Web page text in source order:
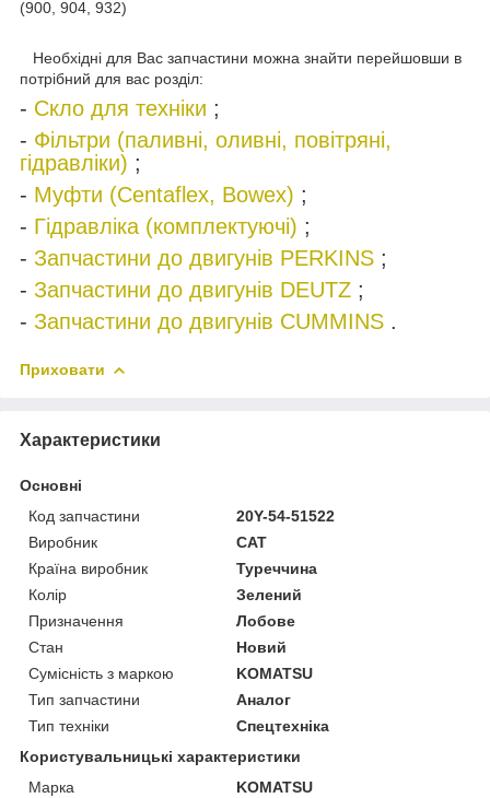
(900, 904, 932)
Необхідні для Вас запчастини можна знайти перейшовши в
потрібний для вас розділ:
- Скло для техніки ;
- Фільтри (паливні, оливні, повітряні,
гідравліки) ;
- Муфти (Centaflex, Bowex) ;
- Гідравліка (комплектуючі) ;
- Запчастини до двигунів PERKINS ;
- Запчастини до двигунів DEUTZ ;
- Запчастини до двигунів CUMMINS .
Приховати
Характеристики
Основні
Код запчастини
20Y-54-51522
Виробник
CAT
Країна виробник
Туреччина
Колір
Зелений
Призначення
Лобове
Стан
Новий
Сумісність з маркою
KOMATSU
Тип запчастини
Аналог
Тип техніки
Спецтехніка
Користувальницькі характеристики
Марка
KOMATSU